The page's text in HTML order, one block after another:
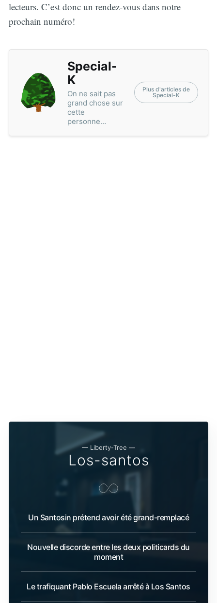
lecteurs. C’est donc un rendez-vous dans notre
prochain numéro!
Special-
K
On ne sait pas
grand chose sur
cette
personne…
Plus d'articles de
Special-K
— Liberty-Tree —
Los-santos
Un Santosin prétend avoir été grand-remplacé
Nouvelle discorde entre les deux politicards du
moment
Le trafiquant Pablo Escuela arrêté à Los Santos